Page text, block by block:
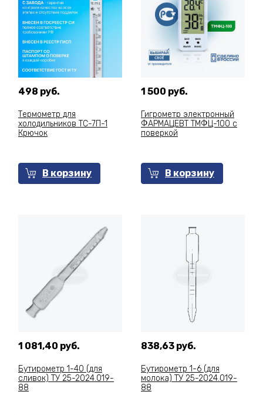
498 руб.
Термометр для
холодильников ТС-7П-1
Крючок
В корзину
1 500 руб.
Гигрометр электронный
ФАРМАЦЕВТ ТМФЦ-100 с
поверкой
В корзину
1 081,40 руб.
Бутирометр 1-40 (для
сливок) ТУ 25-2024.019-
88
838,63 руб.
Бутирометр 1-6 (для
молока) ТУ 25-2024.019-
88